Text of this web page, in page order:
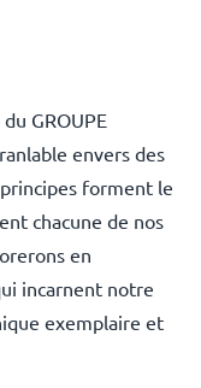
GROUPE
envers des
forment le
chacune de nos
en
incarnent notre
exemplaire et